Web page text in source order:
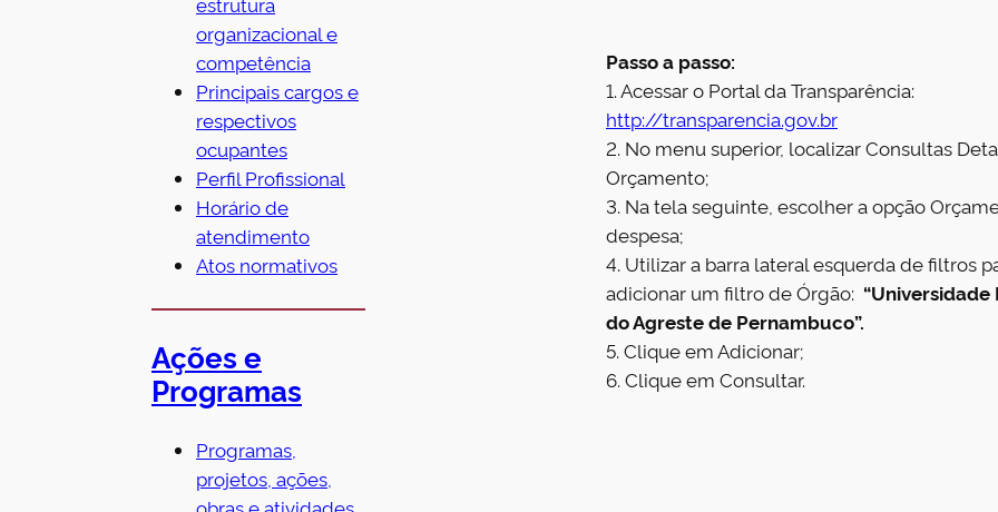
organizacional e
competência
Principais cargos e
respectivos
ocupantes
Perfil Profissional
Horário de
atendimento
Atos normativos
Ações e
Programas
Programas,
projetos, ações,
Passo a passo:
1. Acessar o Portal da Transparência:
http://transparencia.gov.br
2. No menu superior, localizar Consultas
Orçamento;
3. Na tela seguinte, escolher a opção
despesa;
4. Utilizar a barra lateral esquerda de filtros
adicionar um filtro de Órgão: “Universidade
do Agreste de Pernambuco”.
5. Clique em Adicionar;
6. Clique em Consultar.